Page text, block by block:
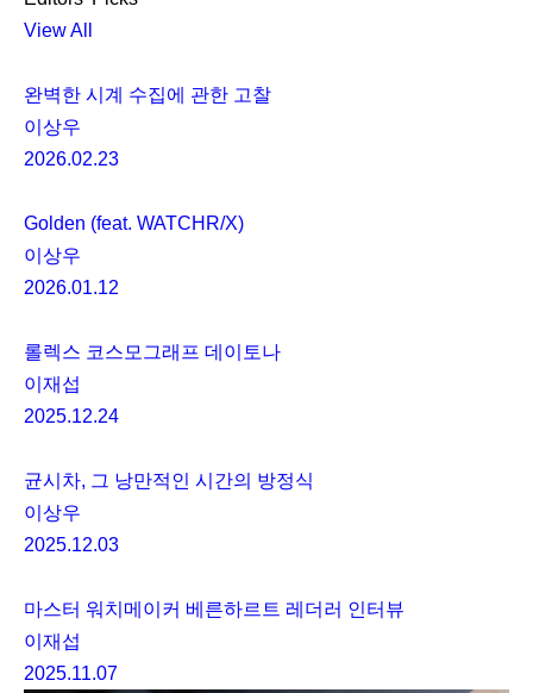
View All
완벽한 시계 수집에 관한 고찰
이상우
2026.02.23
Golden (feat. WATCHR/X)
이상우
2026.01.12
롤렉스 코스모그래프 데이토나
이재섭
2025.12.24
균시차, 그 낭만적인 시간의 방정식
이상우
2025.12.03
마스터 워치메이커 베른하르트 레더러 인터뷰
이재섭
2025.11.07